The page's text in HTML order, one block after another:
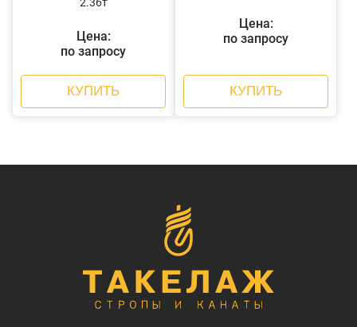
Цена:
по запросу
КУПИТЬ
Цена:
по запросу
КУПИТЬ